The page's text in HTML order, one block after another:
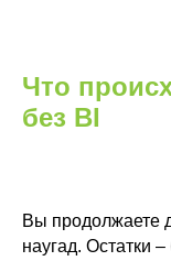
Что
без BI
Вы продолжаете
наугад. Остатки